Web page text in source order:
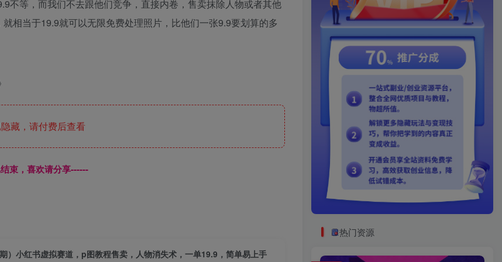
不等，而我们不去跟他们竞争，直接内卷，售卖抹除人物或者其他
相当于19.9就可以无限免费处理照片，比他们一张9.9要划算的多
藏，请付费后查看
束，喜欢请分享------
期）小红书虚拟赛道，p图教程售卖，人物消失术，一单19.9，简单易上手
热门资源